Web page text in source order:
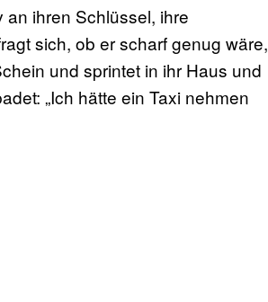
ihren Schlüssel, ihre
sich, ob er scharf genug wäre,
und sprintet in ihr Haus und
„Ich hätte ein Taxi nehmen